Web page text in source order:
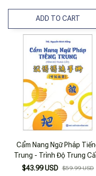
ADD TO CART
Cẩm Nang Ngữ Pháp
Trung - Trình Độ Trung
$43.99 USD $59.99 USD